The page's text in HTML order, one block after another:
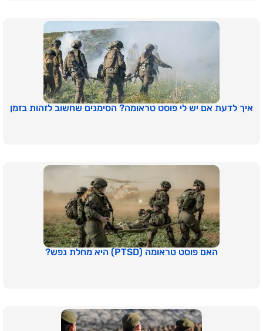
איך לדעת אם יש לי פוסט טראומה? הסימנים שחשוב לזהות בזמן
האם פוסט טראומה (PTSD) היא מחלת נפש?